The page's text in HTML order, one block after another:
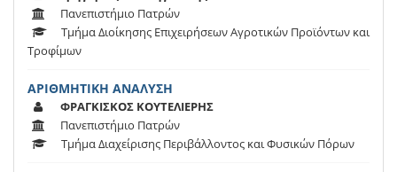
Πανεπιστήμιο Πατρών
Τμήμα Διοίκησης Επιχειρήσεων Αγροτικών Προϊόντων και
Τροφίμων
ΑΡΙΘΜΗΤΙΚΗ ΑΝΑΛΥΣΗ
ΦΡΑΓΚΙΣΚΟΣ ΚΟΥΤΕΛΙΕΡΗΣ
Πανεπιστήμιο Πατρών
Τμήμα Διαχείρισης Περιβάλλοντος και Φυσικών Πόρων